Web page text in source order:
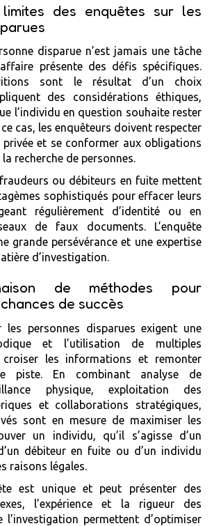
des enquêtes sur les
disparue n’est jamais une tâche
présente des défis spécifiques.
sont le résultat d’un choix
des considérations éthiques,
l’individu en question souhaite rester
cas, les enquêteurs doivent respecter
et se conformer aux obligations
recherche de personnes.
ou débiteurs en fuite mettent
sophistiqués pour effacer leurs
régulièrement d’identité ou en
de faux documents. L’enquête
grande persévérance et une expertise
d’investigation.
de méthodes pour
de succès
les personnes disparues exigent une
et l’utilisation de multiples
croiser les informations et remonter
piste. En combinant analyse de
physique, exploitation des
et collaborations stratégiques,
sont en mesure de maximiser les
un individu, qu’il s’agisse d’un
débiteur en fuite ou d’un individu
raisons légales.
est unique et peut présenter des
l’expérience et la rigueur des
l’investigation permettent d’optimiser